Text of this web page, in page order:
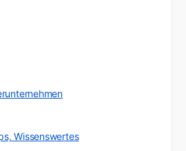
Wissenswertes